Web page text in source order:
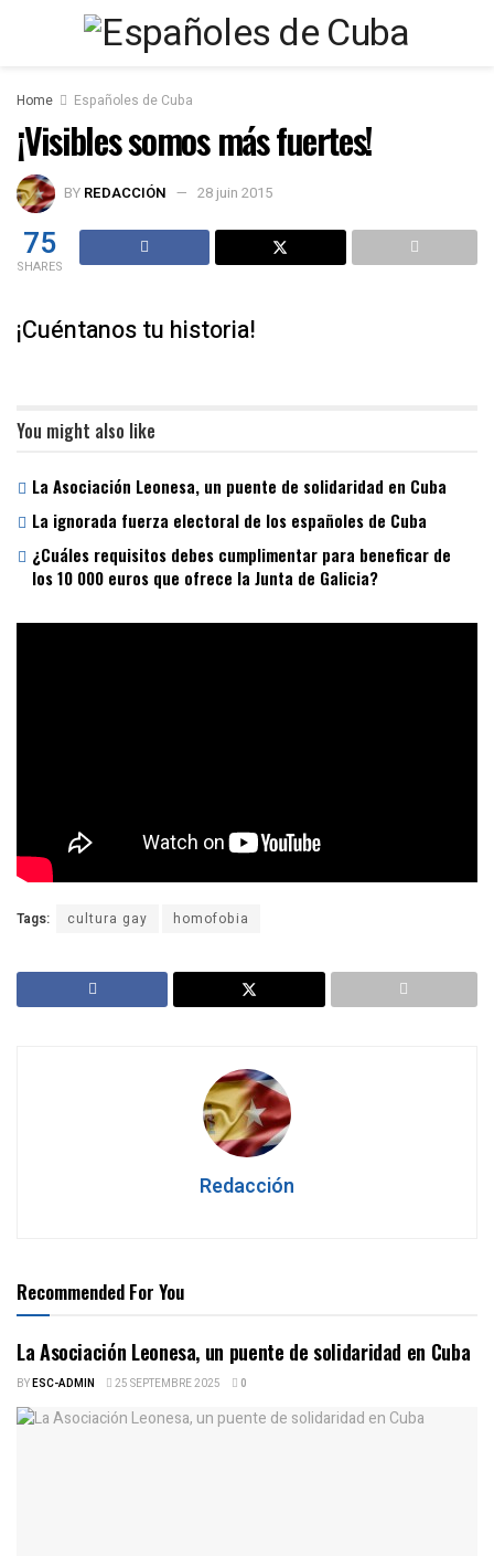
Home Españoles de Cuba
¡Visibles somos más fuertes!
BY REDACCIÓN 28 juin 2015
75
SHARES
¡Cuéntanos tu historia!
You might also like
La Asociación Leonesa, un puente de solidaridad en Cuba
La ignorada fuerza electoral de los españoles de Cuba
¿Cuáles requisitos debes cumplimentar para beneficar de
los 10 000 euros que ofrece la Junta de Galicia?
Tags: cultura gay homofobia
Redacción
Recommended For You
La Asociación Leonesa, un puente de solidaridad en Cuba
BYESC-ADMIN 25 SEPTEMBRE 2025 0